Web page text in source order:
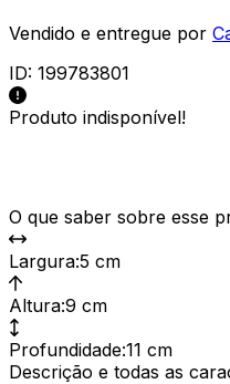
Vendido e entregue por
ID: 199783801
Produto indisponível!
O que saber sobre esse
Largura:5 cm
Altura:9 cm
Profundidade:11 cm
Descrição e todas as